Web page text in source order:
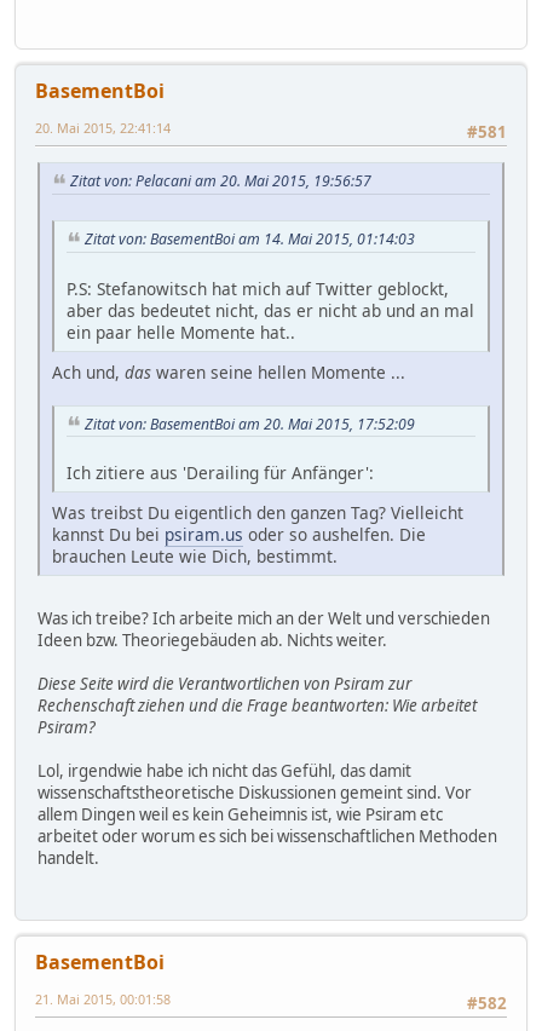
BasementBoi
#581
20. Mai 2015, 22:41:14
Zitat von: Pelacani am 20. Mai 2015, 19:56:57
Zitat von: BasementBoi am 14. Mai 2015, 01:14:03
P.S: Stefanowitsch hat mich auf Twitter geblockt,
aber das bedeutet nicht, das er nicht ab und an mal
ein paar helle Momente hat..
Ach und, das waren seine hellen Momente ...
Zitat von: BasementBoi am 20. Mai 2015, 17:52:09
Ich zitiere aus 'Derailing für Anfänger':
Was treibst Du eigentlich den ganzen Tag? Vielleicht
kannst Du bei psiram.us oder so aushelfen. Die
brauchen Leute wie Dich, bestimmt.
Was ich treibe? Ich arbeite mich an der Welt und verschieden
Ideen bzw. Theoriegebäuden ab. Nichts weiter.
Diese Seite wird die Verantwortlichen von Psiram zur
Rechenschaft ziehen und die Frage beantworten: Wie arbeitet
Psiram?
Lol, irgendwie habe ich nicht das Gefühl, das damit
wissenschaftstheoretische Diskussionen gemeint sind. Vor
allem Dingen weil es kein Geheimnis ist, wie Psiram etc
arbeitet oder worum es sich bei wissenschaftlichen Methoden
handelt.
BasementBoi
#582
21. Mai 2015, 00:01:58